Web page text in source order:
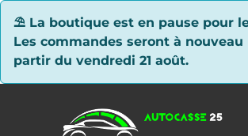
⛱ La boutique est en pause pour
Les commandes seront à nouveau
partir du vendredi 21 août.
Panneau de gestion des cookies